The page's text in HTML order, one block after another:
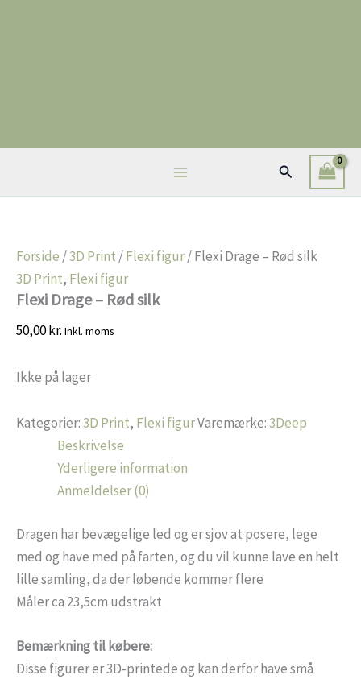
Søg
Forside /3D Print /Flexi figur/ Flexi Drage – Rød silk
3D Print, Flexi figur
Flexi Drage – Rød silk
50,00kr. Inkl. moms
Ikke på lager
Kategorier:3D Print, Flexi figurVaremærke:3Deep
Beskrivelse
Yderligere information
Anmeldelser (0)
Dragen har bevægelige led og er sjov at posere, lege
med og have med på farten, og du vil kunne lave en helt
lille samling, da der løbende kommer flere
Måler ca 23,5cm udstrakt
Bemærkning til købere:
Disse figurer er 3D-printede og kan derfor have små